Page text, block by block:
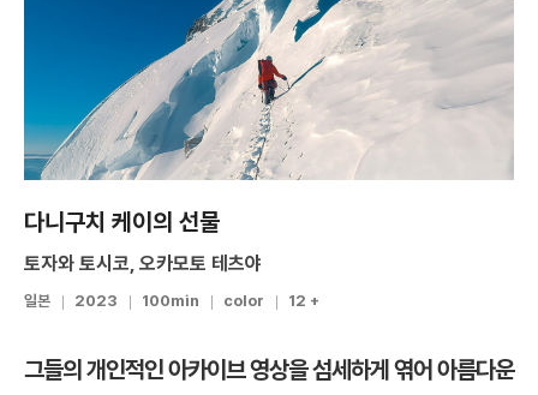
다니구치 케이의 선물
토자와 토시코, 오카모토 테츠야
일본 2023 100min color 12 +
그들의 개인적인 아카이브 영상을 섬세하게 엮어 아름다운